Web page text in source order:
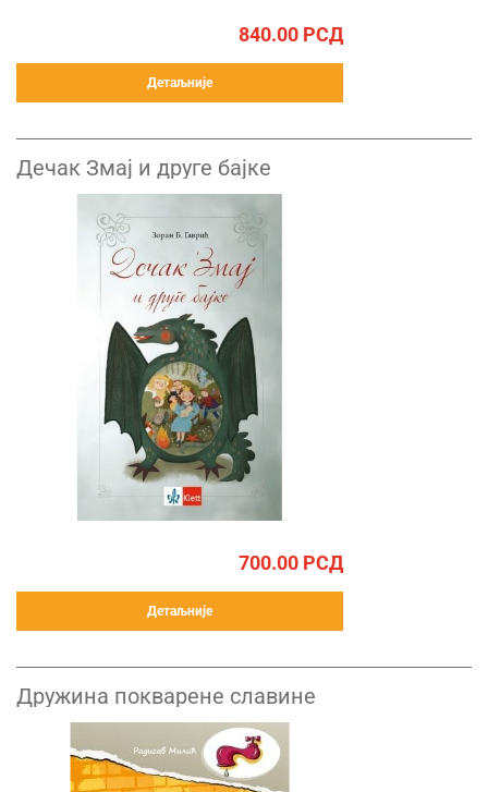
840.00 РСД
Детаљније
Дечак Змај и друге бајке
700.00 РСД
Детаљније
Дружина покварене славине